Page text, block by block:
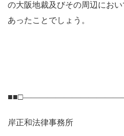
の大阪地裁及びその周辺にお
あったことでしょう。
岸正和法律事務所